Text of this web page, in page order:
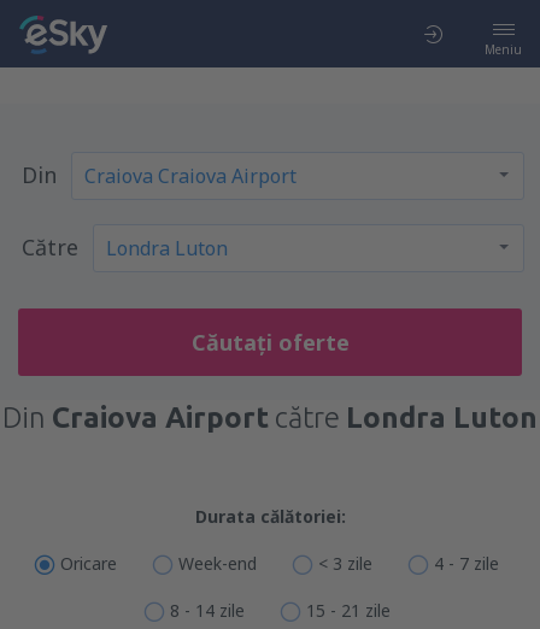
Meniu
Din
Către
Căutați oferte
Din Craiova Airport către Londra Luton
Durata călătoriei:
Oricare Week-end < 3 zile 4 - 7 zile
8 - 14 zile 15 - 21 zile